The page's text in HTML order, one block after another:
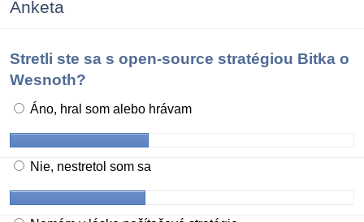
Anketa
Stretli ste sa s open-source stratégiou Bitka o
Wesnoth?
Áno, hral som alebo hrávam
Nie, nestretol som sa